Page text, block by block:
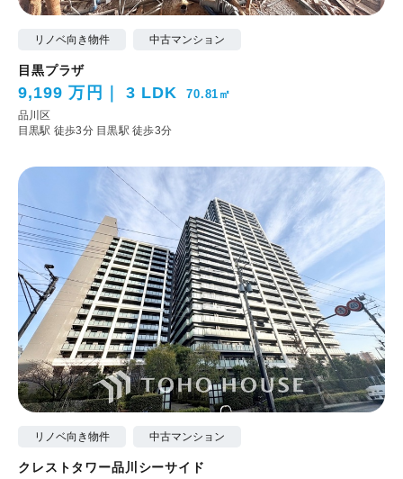
リノベ向き物件 中古マンション
目黒プラザ
9,199 万円 3 LDK 70.81㎡
品川区
目黒駅 徒歩3分 目黒駅 徒歩3分
リノベ向き物件 中古マンション
クレストタワー品川シーサイド